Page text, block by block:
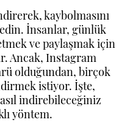
kaybolmasını
İnsanlar, günlük
ve paylaşmak için
Ancak, Instagram
olduğundan, birçok
istiyor. İşte,
indirebileceğiniz
yöntem.